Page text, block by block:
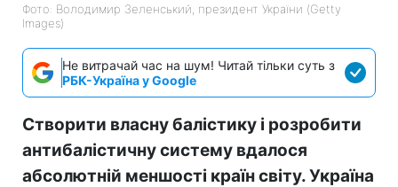
Фото: Володимир Зеленський, президент України (Getty
Images)
Не витрачай час на шум! Читай тільки суть з
РБК-Україна у Google
Створити власну балістику і розробити
антибалістичну систему вдалося
абсолютній меншості країн світу. Україна